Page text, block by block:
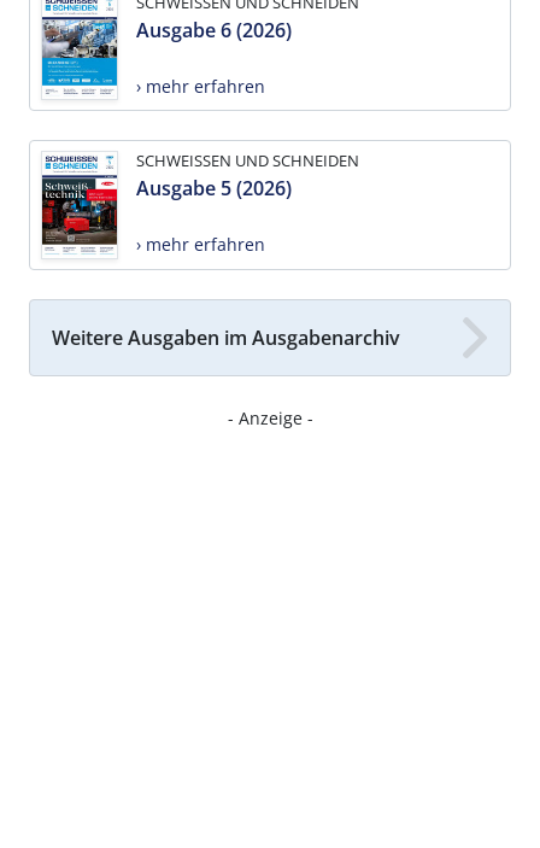
Ausgabe 6 (2026)
› mehr erfahren
SCHWEISSEN UND SCHNEIDEN
Ausgabe 5 (2026)
› mehr erfahren
Weitere Ausgaben im Ausgabenarchiv
- Anzeige -